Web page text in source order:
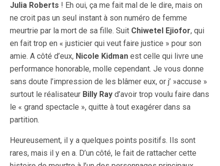
Julia Roberts ! Eh oui, ça me fait mal de le dire, mais on
ne croit pas un seul instant à son numéro de femme
meurtrie par la mort de sa fille. Suit Chiwetel Ejiofor, qui
en fait trop en « justicier qui veut faire justice » pour son
amie. A côté d’eux, Nicole Kidman est celle qui livre une
performance honorable, molle cependant. Je vous donne
sans doute l’impression de les blâmer eux, or j’ »accuse »
surtout le réalisateur Billy Ray d’avoir trop voulu faire dans
le « grand spectacle », quitte à tout exagérer dans sa
partition.
Heureusement, il y a quelques points positifs. Ils sont
rares, mais il y en a. D’un côté, le fait de rattacher cette